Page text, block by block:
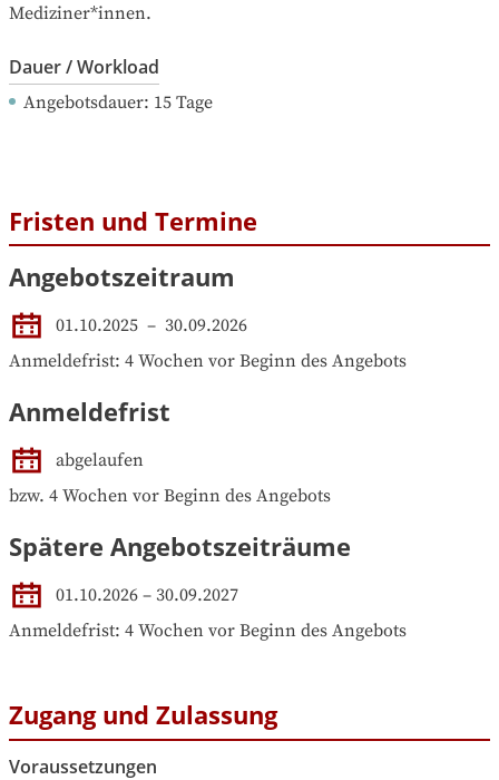
Mediziner*innen.
Dauer / Workload
Angebotsdauer: 15 Tage
Fristen und Termine
Angebotszeitraum
01.10.2025 – 30.09.2026
Anmeldefrist: 4 Wochen vor Beginn des Angebots
Anmeldefrist
abgelaufen
bzw. 4 Wochen vor Beginn des Angebots
Spätere Angebotszeiträume
01.10.2026 – 30.09.2027
Anmeldefrist: 4 Wochen vor Beginn des Angebots
Zugang und Zulassung
Voraussetzungen